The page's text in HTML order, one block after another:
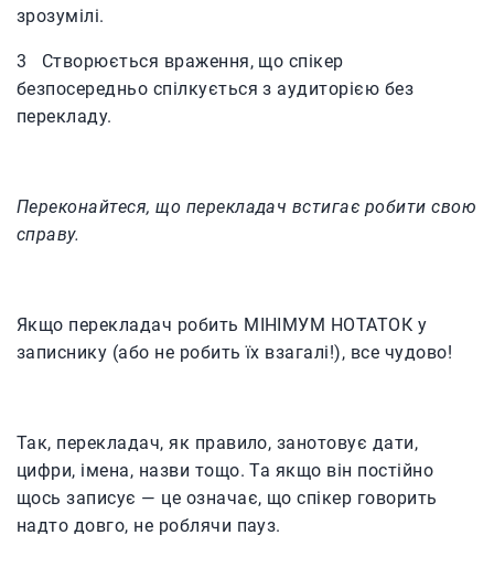
зрозумілі.
3 Створюється враження, що спікер
безпосередньо спілкується з аудиторією без
перекладу.
Переконайтеся, що перекладач встигає робити свою
справу.
Якщо перекладач робить МІНІМУМ НОТАТОК у
записнику (або не робить їх взагалі!), все чудово!
Так, перекладач, як правило, занотовує дати,
цифри, імена, назви тощо. Та якщо він постійно
щось записує — це означає, що спікер говорить
надто довго, не роблячи пауз.